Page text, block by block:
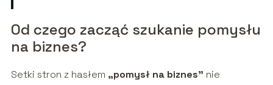
Od czego zacząć szukanie pomysłu
na biznes?
Setki stron z hasłem „pomysł na biznes” nie